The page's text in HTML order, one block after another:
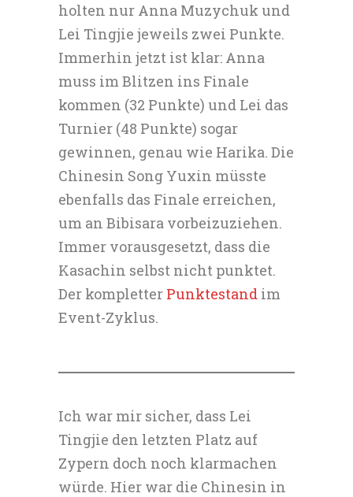
holten nur Anna Muzychuk und
Lei Tingjie jeweils zwei Punkte.
Immerhin jetzt ist klar: Anna
muss im Blitzen ins Finale
kommen (32 Punkte) und Lei das
Turnier (48 Punkte) sogar
gewinnen, genau wie Harika. Die
Chinesin Song Yuxin müsste
ebenfalls das Finale erreichen,
um an Bibisara vorbeizuziehen.
Immer vorausgesetzt, dass die
Kasachin selbst nicht punktet.
Der kompletter Punktestand im
Event-Zyklus.
Ich war mir sicher, dass Lei
Tingjie den letzten Platz auf
Zypern doch noch klarmachen
würde. Hier war die Chinesin in